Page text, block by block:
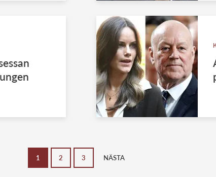
1 2 3 NÄSTA